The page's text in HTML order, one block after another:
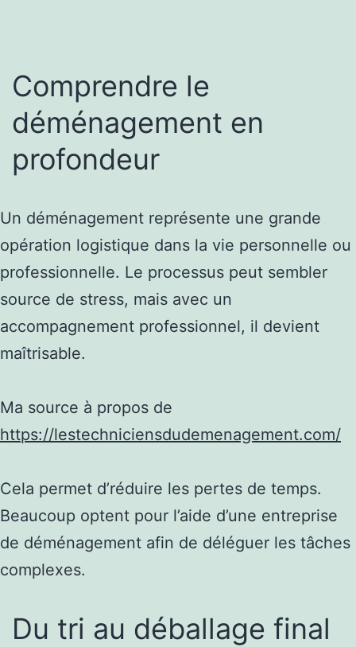
Comprendre le
déménagement en
profondeur
Un déménagement représente une grande
opération logistique dans la vie personnelle ou
professionnelle. Le processus peut sembler
source de stress, mais avec un
accompagnement professionnel, il devient
maîtrisable.
Ma source à propos de
https://lestechniciensdudemenagement.com/
Cela permet d’réduire les pertes de temps.
Beaucoup optent pour l’aide d’une entreprise
de déménagement afin de déléguer les tâches
complexes.
Du tri au déballage final